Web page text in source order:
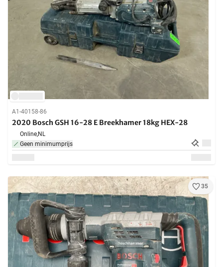
A1-40158-86
2020 Bosch GSH 16-28 E Breekhamer 18kg HEX-28
Online,NL
Geen minimumprijs
35